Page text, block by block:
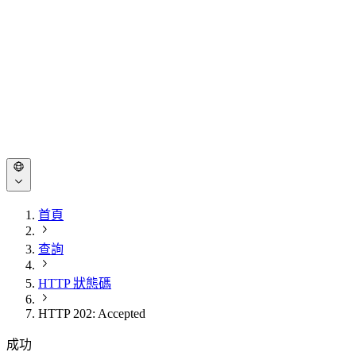
首頁
查詢
HTTP 狀態碼
HTTP 202: Accepted
成功